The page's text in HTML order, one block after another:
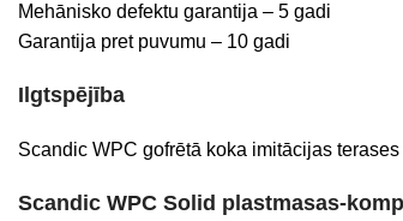
Mehānisko defektu garantija – 5 gadi
Garantija pret puvumu – 10 gadi
Ilgtspējība
Scandic WPC gofrētā koka imitācijas
Scandic WPC Solid plastmasas-